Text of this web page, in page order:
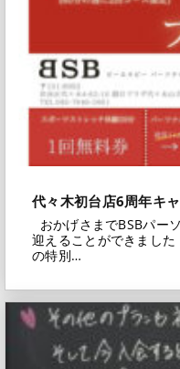
代々木初台店6周年キ
おかげさまでBSBパー
迎えることができまし
の特別…